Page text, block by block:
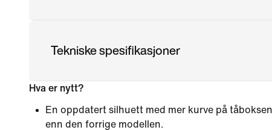
Tekniske spesifikasjoner
Hva er nytt?
En oppdatert silhuett med mer kurve på
enn den forrige modellen.